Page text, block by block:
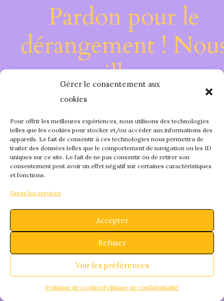
Gérer le consentement aux
cookies
Pour offrir les meilleures expériences, nous utilisons des technologies
telles que les cookies pour stocker et/ou accéder aux informations des
appareils. Le fait de consentir à ces technologies nous permettra de
traiter des données telles que le comportement de navigation ou les ID
uniques sur ce site. Le fait de ne pas consentir ou de retirer son
consentement peut avoir un effet négatif sur certaines caractéristiques
et fonctions.
Gérer les services
Accepter
Refuser
Voir les préférences
Politique de cookiesPolitique de confidentialité
Pardon pour le
dérangement !
travaillons sur
quelque chose de
fantastique –
bientôt !